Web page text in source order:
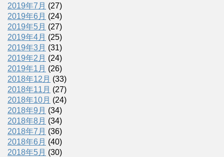
2019年7月 (27)
2019年6月 (24)
2019年5月 (27)
2019年4月 (25)
2019年3月 (31)
2019年2月 (24)
2019年1月 (26)
2018年12月 (33)
2018年11月 (27)
2018年10月 (24)
2018年9月 (34)
2018年8月 (34)
2018年7月 (36)
2018年6月 (40)
2018年5月 (30)